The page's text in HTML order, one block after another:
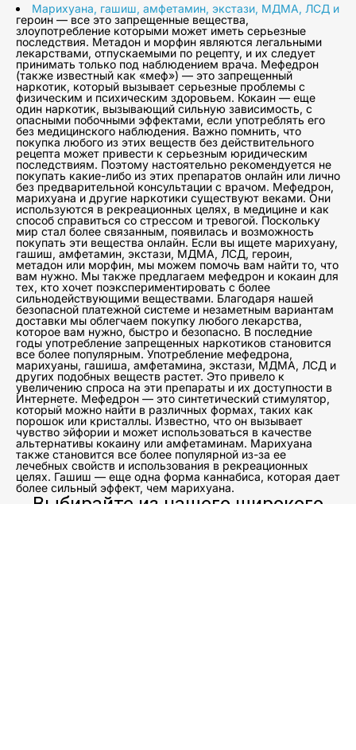
Марихуана, гашиш, амфетамин, экстази, МДМА, ЛСД и
героин — все это запрещенные вещества,
злоупотребление которыми может иметь серьезные
последствия. Метадон и морфин являются легальными
лекарствами, отпускаемыми по рецепту, и их следует
принимать только под наблюдением врача. Мефедрон
(также известный как «меф») — это запрещенный
наркотик, который вызывает серьезные проблемы с
физическим и психическим здоровьем. Кокаин — еще
один наркотик, вызывающий сильную зависимость, с
опасными побочными эффектами, если употреблять его
без медицинского наблюдения. Важно помнить, что
покупка любого из этих веществ без действительного
рецепта может привести к серьезным юридическим
последствиям. Поэтому настоятельно рекомендуется не
покупать какие-либо из этих препаратов онлайн или лично
без предварительной консультации с врачом. Мефедрон,
марихуана и другие наркотики существуют веками. Они
используются в рекреационных целях, в медицине и как
способ справиться со стрессом и тревогой. Поскольку
мир стал более связанным, появилась и возможность
покупать эти вещества онлайн. Если вы ищете марихуану,
гашиш, амфетамин, экстази, МДМА, ЛСД, героин,
метадон или морфин, мы можем помочь вам найти то, что
вам нужно. Мы также предлагаем мефедрон и кокаин для
тех, кто хочет поэкспериментировать с более
сильнодействующими веществами. Благодаря нашей
безопасной платежной системе и незаметным вариантам
доставки мы облегчаем покупку любого лекарства,
которое вам нужно, быстро и безопасно. В последние
годы употребление запрещенных наркотиков становится
все более популярным. Употребление мефедрона,
марихуаны, гашиша, амфетамина, экстази, МДМА, ЛСД и
других подобных веществ растет. Это привело к
увеличению спроса на эти препараты и их доступности в
Интернете. Мефедрон — это синтетический стимулятор,
который можно найти в различных формах, таких как
порошок или кристаллы. Известно, что он вызывает
чувство эйфории и может использоваться в качестве
альтернативы кокаину или амфетаминам. Марихуана
также становится все более популярной из-за ее
лечебных свойств и использования в рекреационных
целях. Гашиш — еще одна форма каннабиса, которая дает
более сильный эффект, чем марихуана.
Выбирайте из нашего широкого